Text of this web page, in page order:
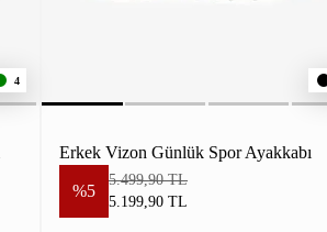
4
Erkek Vizon Günlük Spor Ayakkabı
%5
5.499,90 TL
5.199,90 TL